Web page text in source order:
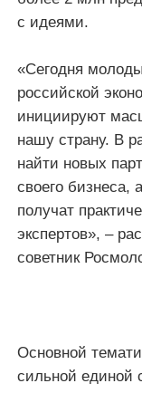
с идеями.
«Сегодня
российской
инициируют
нашу страну. В
найти новых
своего
получат
экспертов», –
советник
Основной
сильной единой